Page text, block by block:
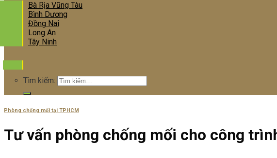
Bà Rịa Vũng Tàu
Bình Dương
Đồng Nai
Long An
Tây Ninh
Tìm kiếm:
Phòng chống mối tại TPHCM
Tư vấn phòng chống mối cho công